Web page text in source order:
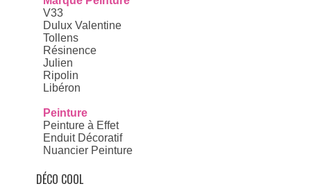
V33
Dulux Valentine
Tollens
Résinence
Julien
Ripolin
Libéron
Peinture
Peinture à Effet
Enduit Décoratif
Nuancier Peinture
DÉCO COOL